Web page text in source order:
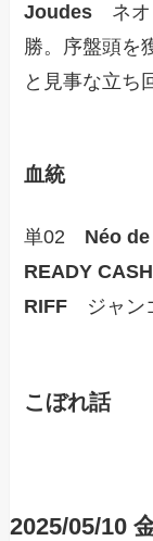
Joudes ネオ
勝。序盤頭を
と見事な立ち
血統
単02 Néo
READY CASH
RIFF ジャン
こぼれ話
2025/05/10